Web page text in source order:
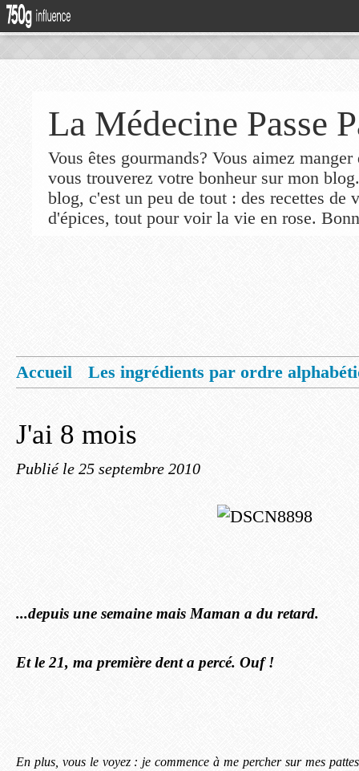
La Médecine Passe
Vous êtes gourmands? Vous aimez
vous trouverez votre bonheur sur mon
blog, c'est un peu de tout : des recettes de
d'épices, tout pour voir la vie en rose.
Accueil
Les ingrédients par ordre
J'ai 8 mois
Publié le 25 septembre 2010
...depuis une semaine mais Maman a du retard.
Et le 21, ma première dent a percé. Ouf !
En plus, vous le voyez : je commence à me percher sur mes